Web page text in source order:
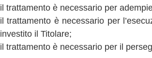
il trattamento è necessario per
il trattamento è necessario per
investito il Titolare;
il trattamento è necessario per il